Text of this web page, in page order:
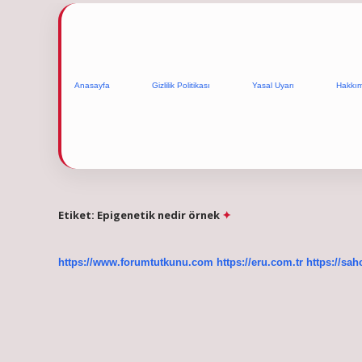
Anasayfa Gizlilik Politikası Yasal Uyarı
Etiket: Epigenetik nedir örnek
https://www.forumtutkunu.com https://eru.com.tr https://